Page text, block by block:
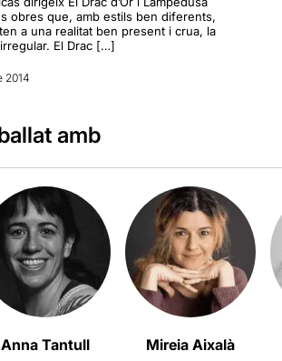
obres que, amb estils ben diferents,
a una realitat ben present i crua, la
El Drac […]
2014
amb
Anna Tantull Mireia Aixalà